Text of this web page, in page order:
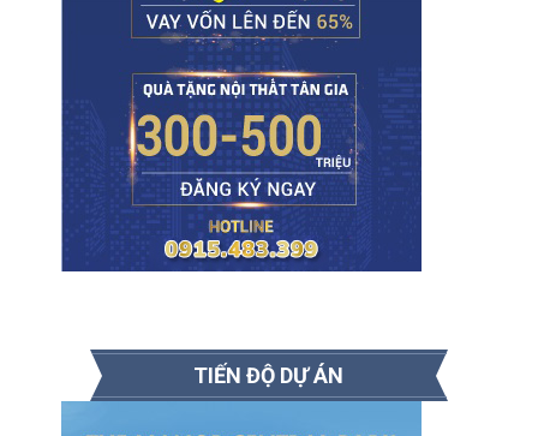
TIẾN ĐỘ DỰ ÁN